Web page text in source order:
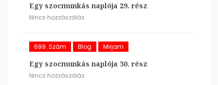
Egy szocmunkás naplója 29. rész
Nincs hozzászólás
699. Szám Blog Mirjam
Egy szocmunkás naplója 30. rész
Nincs hozzászólás